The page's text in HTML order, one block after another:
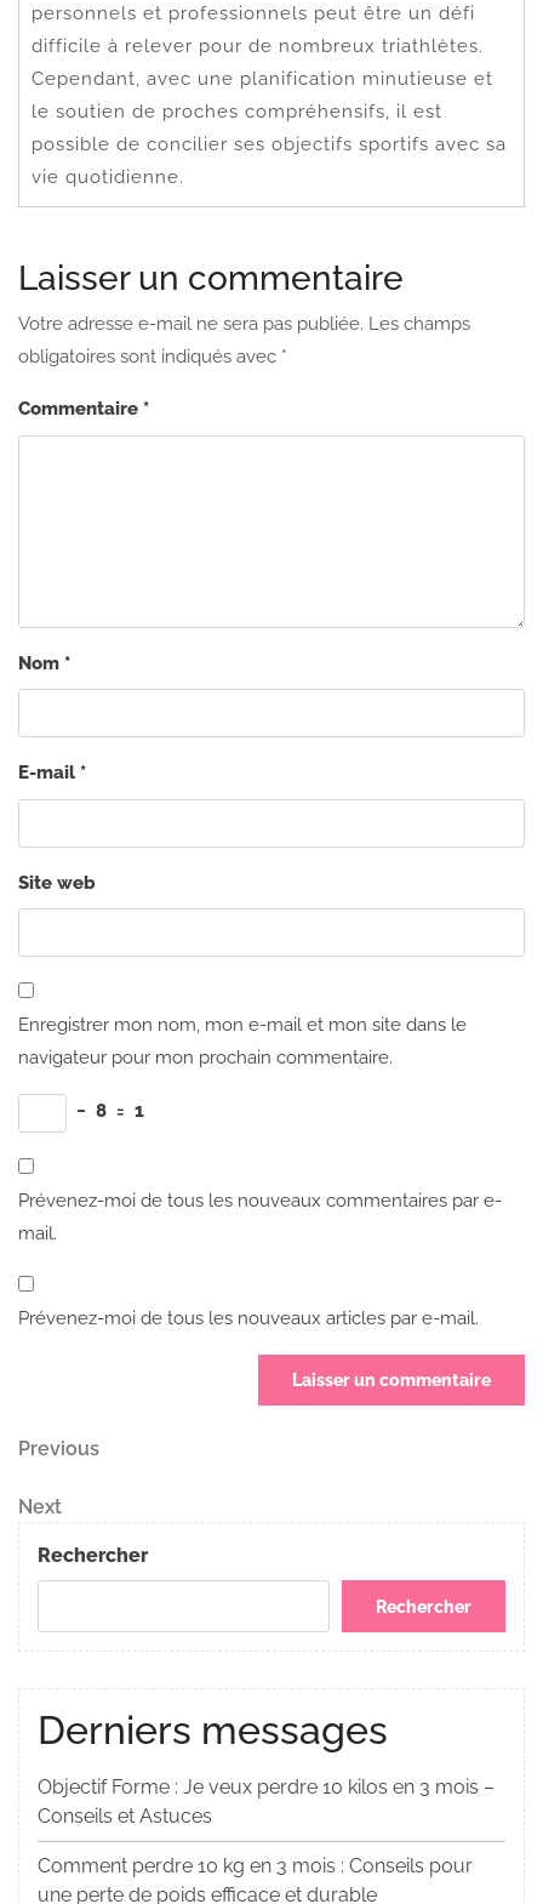
personnels et professionnels peut être un défi
difficile à relever pour de nombreux triathlètes.
Cependant, avec une planification minutieuse et
le soutien de proches compréhensifs, il est
possible de concilier ses objectifs sportifs avec sa
vie quotidienne.
Laisser un commentaire
Votre adresse e-mail ne sera pas publiée. Les champs
obligatoires sont indiqués avec *
Commentaire *
Nom *
E-mail *
Site web
Enregistrer mon nom, mon e-mail et mon site dans le
navigateur pour mon prochain commentaire.
− 8 = 1
Prévenez-moi de tous les nouveaux commentaires par e-
mail.
Prévenez-moi de tous les nouveaux articles par e-mail.
Navigation
de
l’article
Previous
Previous
Next
Post
Next
Rechercher
Rechercher
Derniers messages
Objectif Forme : Je veux perdre 10 kilos en 3 mois –
Conseils et Astuces
Comment perdre 10 kg en 3 mois : Conseils pour
une perte de poids efficace et durable